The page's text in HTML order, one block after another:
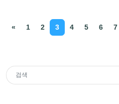
« 1 2 3 4 5 6 7